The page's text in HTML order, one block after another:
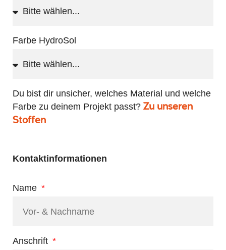
Farbe HydroSol
Du bist dir unsicher, welches Material und welche
Farbe zu deinem Projekt passt?Zu unseren
Stoffen
Kontaktinformationen
Name
Anschrift